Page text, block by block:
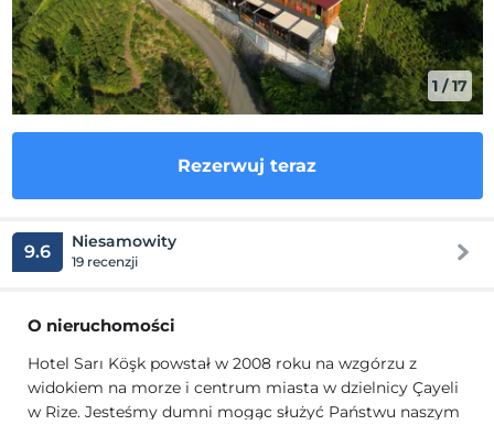
1 /17
Rezerwuj teraz
9.6 Niesamowity
19 recenzji
O nieruchomości
Hotel Sarı Köşk powstał w 2008 roku na wzgórzu z
widokiem na morze i centrum miasta w dzielnicy Çayeli
w Rize. Jesteśmy dumni mogąc służyć Państwu naszym